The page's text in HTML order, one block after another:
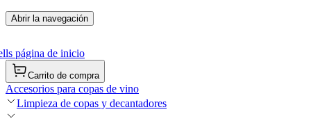
Abrir la navegación
página de inicio
Carrito de compra
Accesorios para copas de vino
Limpieza de copas y decantadores